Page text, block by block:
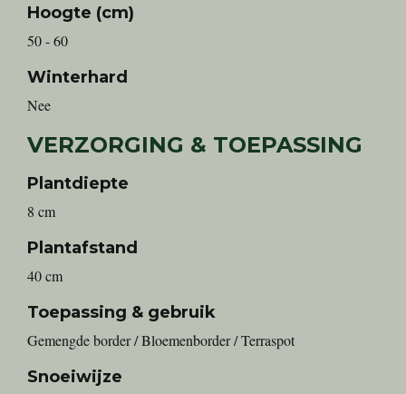
Hoogte (cm)
50 - 60
Winterhard
Nee
VERZORGING & TOEPASSING
Plantdiepte
8 cm
Plantafstand
40 cm
Toepassing & gebruik
Gemengde border / Bloemenborder / Terraspot
Snoeiwijze